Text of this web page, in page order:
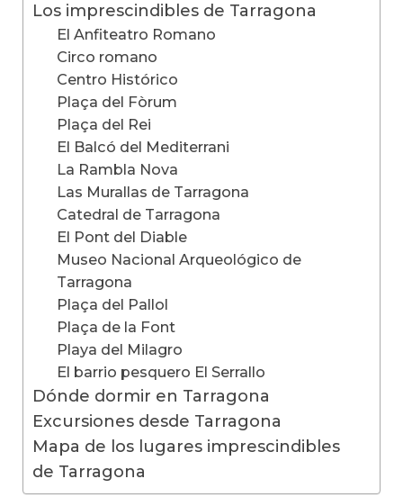
Los imprescindibles de Tarragona
El Anfiteatro Romano
Circo romano
Centro Histórico
Plaça del Fòrum
Plaça del Rei
El Balcó del Mediterrani
La Rambla Nova
Las Murallas de Tarragona
Catedral de Tarragona
El Pont del Diable
Museo Nacional Arqueológico de
Tarragona
Plaça del Pallol
Plaça de la Font
Playa del Milagro
El barrio pesquero El Serrallo
Dónde dormir en Tarragona
Excursiones desde Tarragona
Mapa de los lugares imprescindibles
de Tarragona